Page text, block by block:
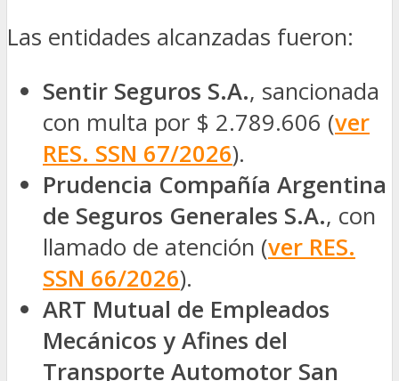
Las entidades alcanzadas fueron:
Sentir Seguros S.A., sancionada
con multa por $ 2.789.606 (ver
RES. SSN 67/2026).
Prudencia Compañía Argentina
de Seguros Generales S.A., con
llamado de atención (ver RES.
SSN 66/2026).
ART Mutual de Empleados
Mecánicos y Afines del
Transporte Automotor San